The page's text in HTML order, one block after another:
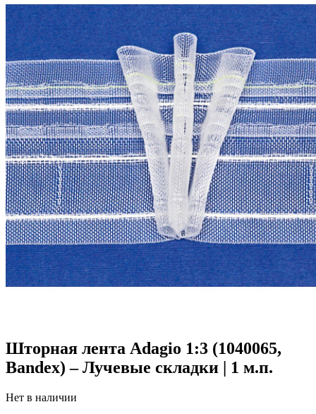
Шторная лента Adagio 1:3 (1040065,
Bandex) – Лучевые складки | 1 м.п.
Нет в наличии